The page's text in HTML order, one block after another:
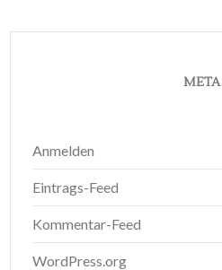
META
Anmelden
Eintrags-Feed
Kommentar-Feed
WordPress.org